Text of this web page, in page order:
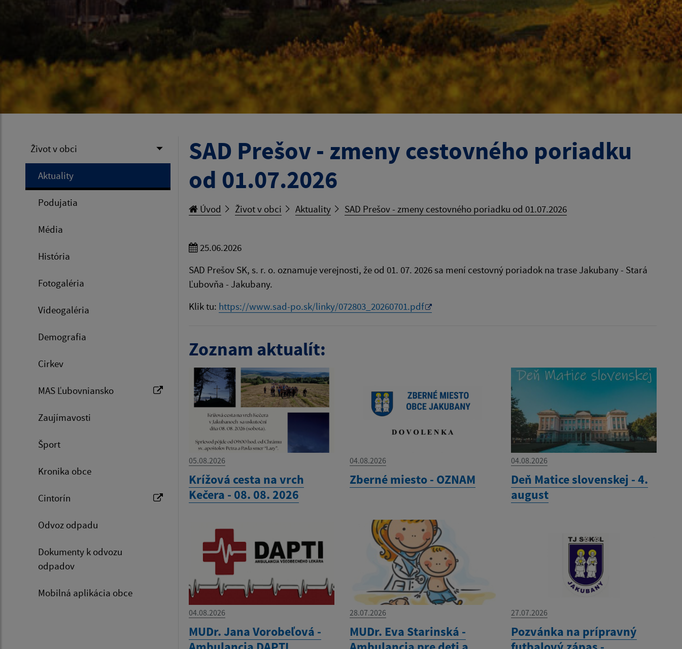
Život v obci
Aktuality
Podujatia
Média
História
Fotogaléria
Videogaléria
Demografia
Cirkev
MAS Ľubovniansko
Zaujímavosti
Šport
Kronika obce
Cintorín
Odvoz odpadu
Dokumenty k odvozu
odpadov
Mobilná aplikácia obce
SAD Prešov - zmeny cestovného poriadku
od 01.07.2026
Úvod Život v obci Aktuality SAD Prešov - zmeny cestovného poriadku od 01.07.2026
25.06.2026
SAD Prešov SK, s. r. o. oznamuje verejnosti, že od 01. 07. 2026 sa mení cestovný poriadok na trase Jakubany - Stará
Ľubovňa - Jakubany.
Klik tu: https://www.sad-po.sk/linky/072803_20260701.pdf
Zoznam aktualít:
05.08.2026
Krížová cesta na vrch
Kečera - 08. 08. 2026
04.08.2026
Zberné miesto - OZNAM
04.08.2026
Deň Matice slovenskej - 4.
august
04.08.2026
MUDr. Jana Vorobeľová -
28.07.2026
MUDr. Eva Starinská -
27.07.2026
Pozvánka na prípravný